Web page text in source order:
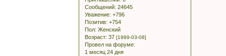
Сообщений: 24645
Уважение: +796
Позитив: +754
Пол: Женский
Возраст: 37 [1989-03-08]
Провел на форуме:
1 месяц 24 дня